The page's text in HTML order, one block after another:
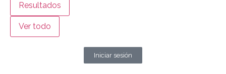
Resultados
Ver todo
Iniciar sesión